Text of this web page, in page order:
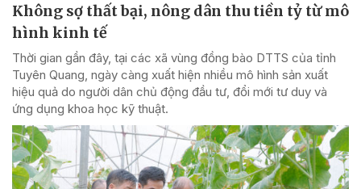
Không sợ thất bại, nông dân thu tiền tỷ từ mô
hình kinh tế
Thời gian gần đây, tại các xã vùng đồng bào DTTS của tỉnh
Tuyên Quang, ngày càng xuất hiện nhiều mô hình sản xuất
hiệu quả do người dân chủ động đầu tư, đổi mới tư duy và
ứng dụng khoa học kỹ thuật.